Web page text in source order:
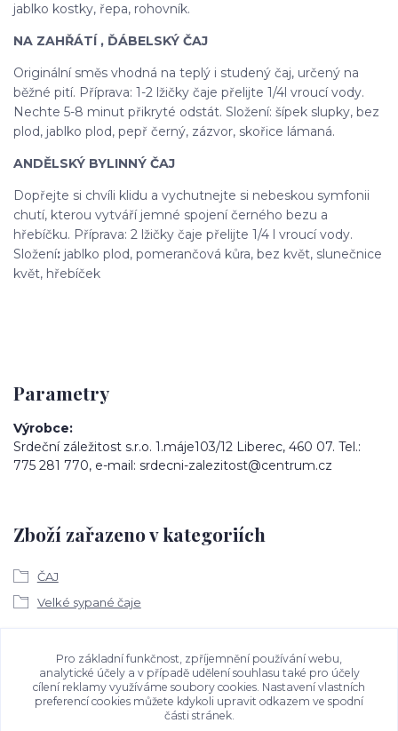
jablko kostky, řepa, rohovník.
NA ZAHŘÁTÍ , ĎÁBELSKÝ ČAJ
Originální směs vhodná na teplý i studený čaj, určený na
běžné pití. Příprava: 1-2 lžičky čaje přelijte 1/4l vroucí vody.
Nechte 5-8 minut přikryté odstát. Složení: šípek slupky, bez
plod, jablko plod, pepř černý, zázvor, skořice lámaná.
ANDĚLSKÝ BYLINNÝ ČAJ
Dopřejte si chvíli klidu a vychutnejte si nebeskou symfonii
chutí, kterou vytváří jemné spojení černého bezu a
hřebíčku. Příprava: 2 lžičky čaje přelijte 1/4 l vroucí vody.
Složení: jablko plod, pomerančová kůra, bez květ, slunečnice
květ, hřebíček
Parametry
Výrobce
Srdeční záležitost s.r.o. 1.máje103/12 Liberec, 460 07. Tel.:
775 281 770, e-mail: srdecni-zalezitost@centrum.cz
Zboží zařazeno v kategoriích
ČAJ
Velké sypané čaje
Ke stažení
Bezpečností upozornění
Pro základní funkčnost, zpříjemnění používání webu,
analytické účely a v případě udělení souhlasu také pro účely
cílení reklamy využíváme soubory cookies. Nastavení vlastních
preferencí cookies můžete kdykoli upravit odkazem ve spodní
části stránek.